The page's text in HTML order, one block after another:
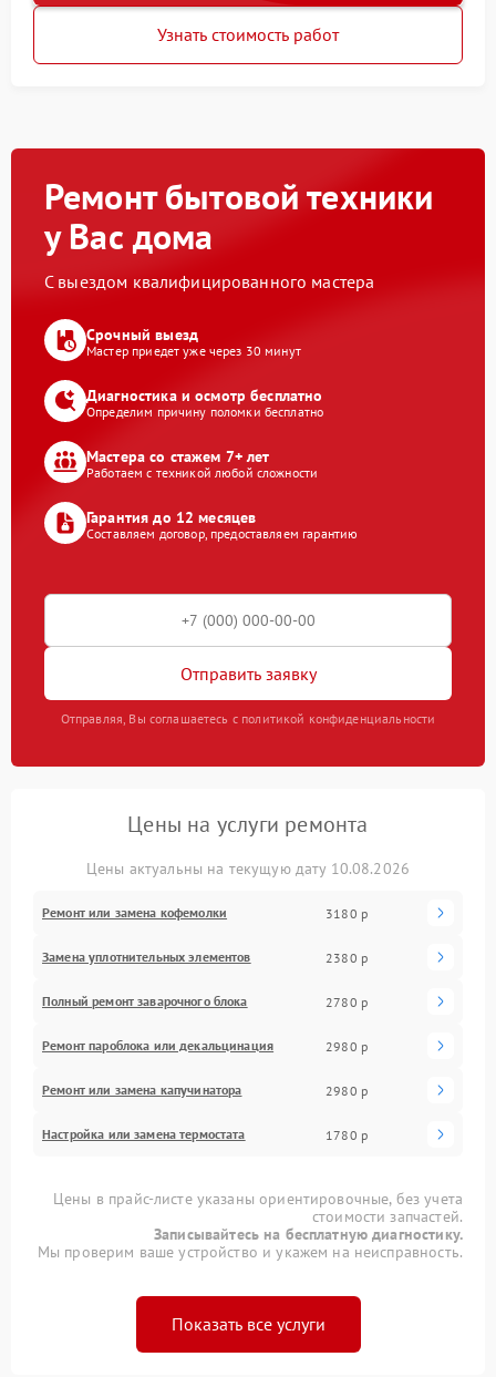
Узнать стоимость работ
Ремонт бытовой техники
у Вас дома
С выездом квалифицированного мастера
Срочный выезд
Мастер приедет уже через 30 минут
Диагностика и осмотр бесплатно
Определим причину поломки бесплатно
Мастера со стажем 7+ лет
Работаем с техникой любой сложности
Гарантия до 12 месяцев
Составляем договор, предоставляем гарантию
Отправить заявку
Отправляя, Вы соглашаетесь с политикой конфиденциальности
Цены на услуги ремонта
Цены актуальны на текущую дату 10.08.2026
Ремонт или замена кофемолки 3180 р
Замена уплотнительных элементов 2380 р
Полный ремонт заварочного блока 2780 р
Ремонт пароблока или декальцинация 2980 р
Ремонт или замена капучинатора 2980 р
Настройка или замена термостата 1780 р
Цены в прайс-листе указаны ориентировочные, без учета
стоимости запчастей.
Записывайтесь на бесплатную диагностику.
Мы проверим ваше устройство и укажем на неисправность.
Показать все услуги